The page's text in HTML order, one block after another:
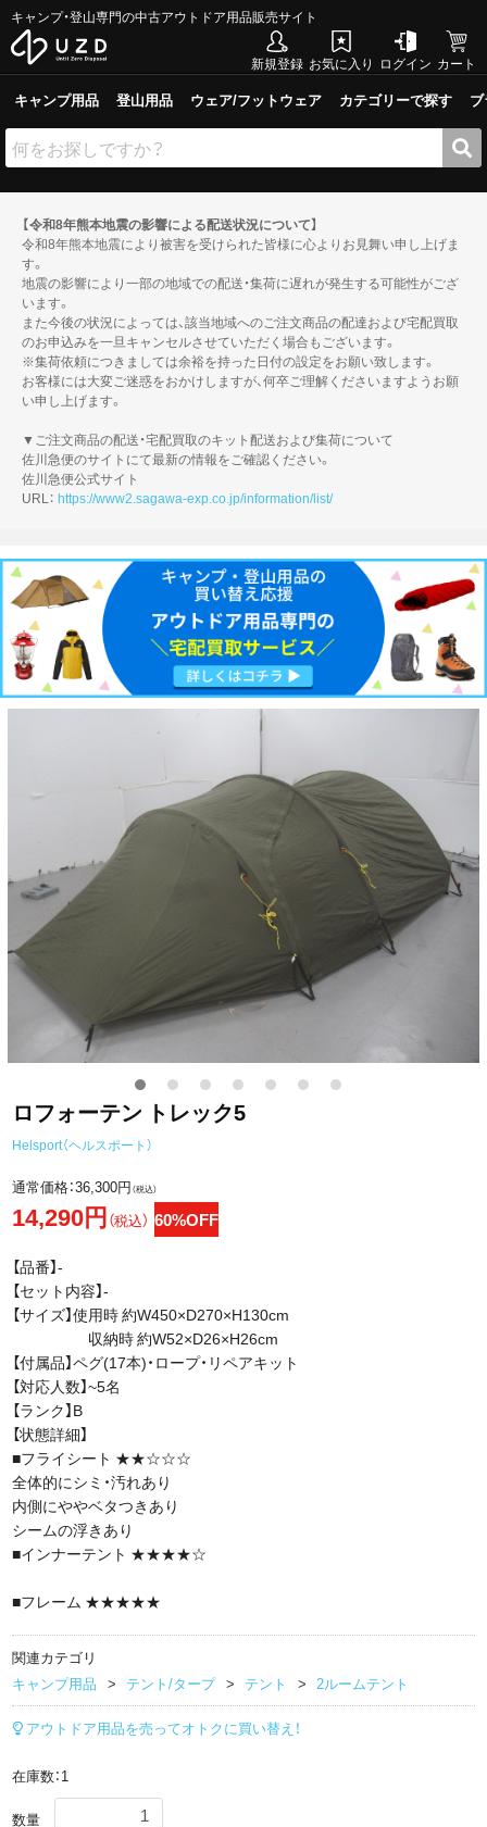
キャンプ・登山専門の中古アウトドア用品販売サイト
新規登録 お気に入り ログイン カート
キャンプ用品 登山用品 ウェア/フットウェア カテゴリーで探す
【令和8年熊本地震の影響による配送状況について】
令和8年熊本地震により被害を受けられた皆様に心よりお見舞い申し上げま
す。
地震の影響により一部の地域での配送・集荷に遅れが発生する可能性がござ
います。
また今後の状況によっては、該当地域へのご注文商品の配達および宅配買取
のお申込みを一旦キャンセルさせていただく場合もございます。
※集荷依頼につきましては余裕を持った日付の設定をお願い致します。
お客様には大変ご迷惑をおかけしますが、何卒ご理解くださいますようお願
い申し上げます。
▼ご注文商品の配送・宅配買取のキット配送および集荷について
佐川急便のサイトにて最新の情報をご確認ください。
佐川急便公式サイト
URL： https://www2.sagawa-exp.co.jp/information/list/
ロフォーテン トレック5
Helsport（ヘルスポート）
通常価格：36,300円（税込）
14,290円（税込） 60%OFF
【品番】-
【セット内容】-
【サイズ】使用時 約W450×D270×H130cm
収納時 約W52×D26×H26cm
【付属品】ペグ(17本)・ロープ・リペアキット
【対応人数】~5名
【ランク】B
【状態詳細】
■フライシート ★★☆☆☆
全体的にシミ・汚れあり
内側にややベタつきあり
シームの浮きあり
■インナーテント ★★★★☆
■フレーム ★★★★★
関連カテゴリ
キャンプ用品
テント/タープ テント 2ルームテント
アウトドア用品を売ってオトクに買い替え！
在庫数：1
数量